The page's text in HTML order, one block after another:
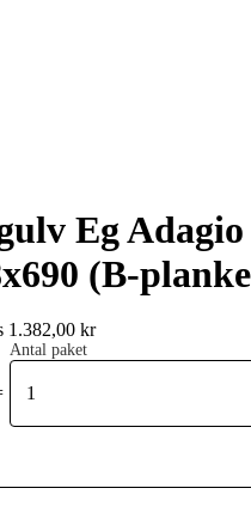
Eg Adagio
(B-
1.382,00 kr
Antal paket